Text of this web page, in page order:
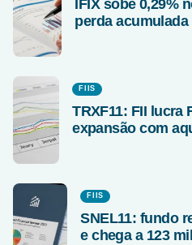
IFIX sobe 0,29%
perda acumulada
FIIS
TRXF11: FII lucra
expansão com
FIIS
SNEL11: fundo
e chega a 123